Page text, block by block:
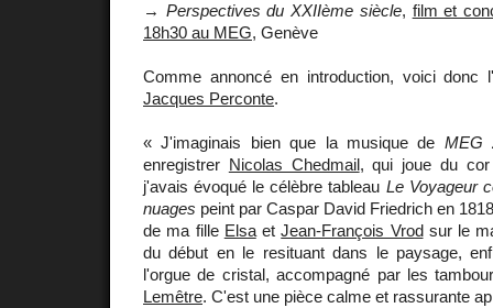
→ Perspectives du XXIIème siècle, film et
18h30 au MEG, Genève
Comme annoncé en introduction, voici donc
Jacques Perconte.
« J'imaginais bien que la musique de MEG
enregistrer Nicolas Chedmail, qui joue du
j'avais évoqué le célèbre tableau Le Voyageur
nuages peint par Caspar David Friedrich en
de ma fille ElsaetJean-François Vrodsur le
du début en le resituant dans le paysage,
l'orgue de cristal, accompagné par les
Lemêtre. C'est une pièce calme et rassurante